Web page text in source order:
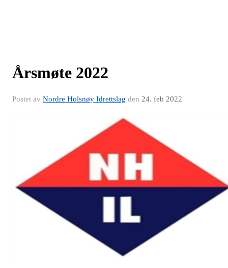
Årsmøte 2022
Postet av Nordre Holsnøy Idrettslag den 24. feb 2022